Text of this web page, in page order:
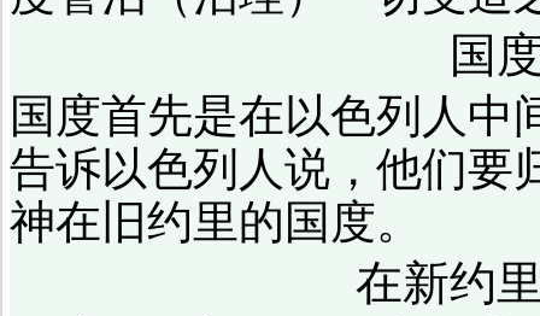
国
国度首先是在以色列人中
告诉以色列人说，他们要
神在旧约里的国度。
在新约